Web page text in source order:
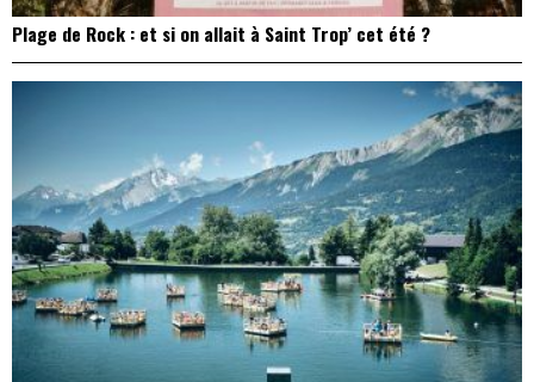
Plage de Rock : et si on allait à Saint Trop’ cet été ?